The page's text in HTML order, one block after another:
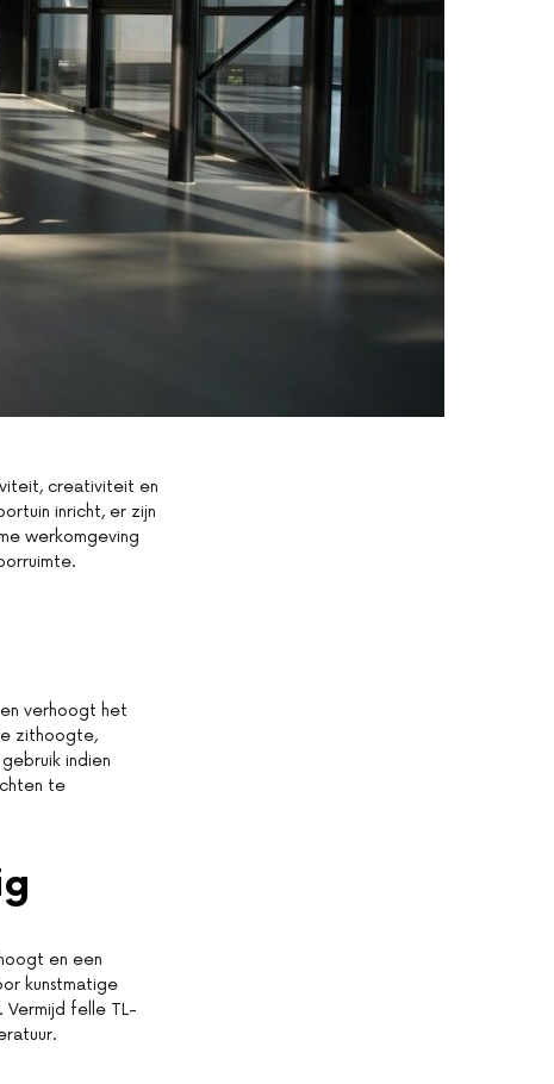
creativiteit en
inricht, er zijn
werkomgeving
verhoogt het
zithoogte,
indien
te
en een
kunstmatige
Vermijd felle TL-